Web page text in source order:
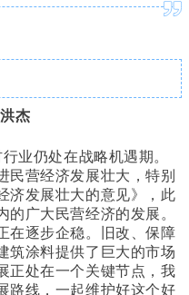
杰
业仍处在战略机遇期。
民营经济发展壮大，特别
济发展壮大的意见》，此
广大民营经济的发展。
在逐步企稳。旧改、保障
筑涂料提供了巨大的市场
正处在一个关键节点，我
路线，一起维护好这个好